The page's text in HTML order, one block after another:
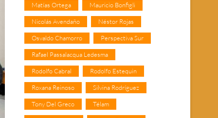
Matías Ortega Mauricio Bonfigli
Nicolás Avendaño Néstor Rojas
Osvaldo Chamorro Perspectiva Sur
Rafael Passalacqua Ledesma
Rodolfo Cabral Rodolfo Estequin
Roxana Reinoso Silvina Rodríguez
Tony Del Greco Télam